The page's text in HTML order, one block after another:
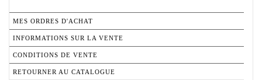
MES ORDRES D'ACHAT
INFORMATIONS SUR LA VENTE
CONDITIONS DE VENTE
RETOURNER AU CATALOGUE